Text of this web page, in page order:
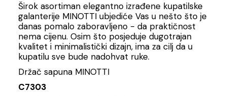
Širok asortiman elegantno izrađene kupatilske
galanterije MINOTTI ubjediće Vas u nešto što je
danas pomalo zaboravljeno - da praktičnost
nema cijenu. Osim što posjeduje dugotrajan
kvalitet i minimalistički dizajn, ima za cilj da u
kupatilu sve bude nadohvat ruke.
Držač sapuna MINOTTI
C7303